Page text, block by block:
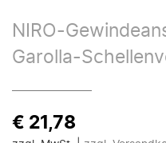
NIRO-
Garolla-
€ 21,78